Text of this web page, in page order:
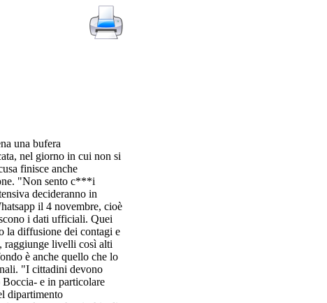
una bufera
nel giorno in cui non si
finisce anche
"Non sento c***i
decideranno in
il 4 novembre, cioè
i dati ufficiali. Quei
la diffusione dei contagi e
raggiunge livelli così alti
è anche quello che lo
"I cittadini devono
e in particolare
dipartimento